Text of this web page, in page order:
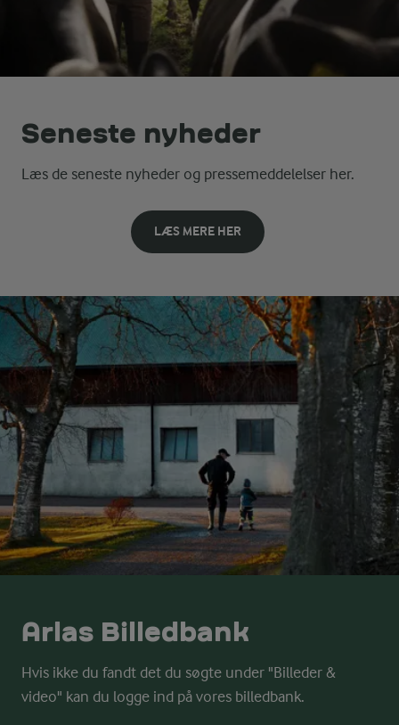
Seneste nyheder
Læs de seneste nyheder og pressemeddelelser her.
LÆS MERE HER
Arlas Billedbank
Hvis ikke du fandt det du søgte under "Billeder &
video" kan du logge ind på vores billedbank.